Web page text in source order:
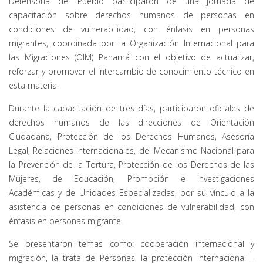
capacitación sobre derechos humanos de personas en
condiciones de vulnerabilidad, con énfasis en personas
migrantes, coordinada por la Organización Internacional para
las Migraciones (OIM) Panamá con el objetivo de actualizar,
reforzar y promover el intercambio de conocimiento técnico en
esta materia.
Durante la capacitación de tres días, participaron oficiales de
derechos humanos de las direcciones de Orientación
Ciudadana, Protección de los Derechos Humanos, Asesoría
Legal, Relaciones Internacionales, del Mecanismo Nacional para
la Prevención de la Tortura, Protección de los Derechos de las
Mujeres, de Educación, Promoción e Investigaciones
Académicas y de Unidades Especializadas, por su vínculo a la
asistencia de personas en condiciones de vulnerabilidad, con
énfasis en personas migrante.
Se presentaron temas como: cooperación internacional y
migración, la trata de Personas, la protección Internacional –